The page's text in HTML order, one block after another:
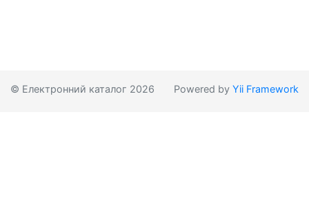
© Електронний каталог 2026 Powered by Yii Framework